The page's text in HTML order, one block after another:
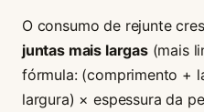
O consumo de rejunte
juntas mais largas(mais
fórmula: (comprimento +
largura) × espessura da